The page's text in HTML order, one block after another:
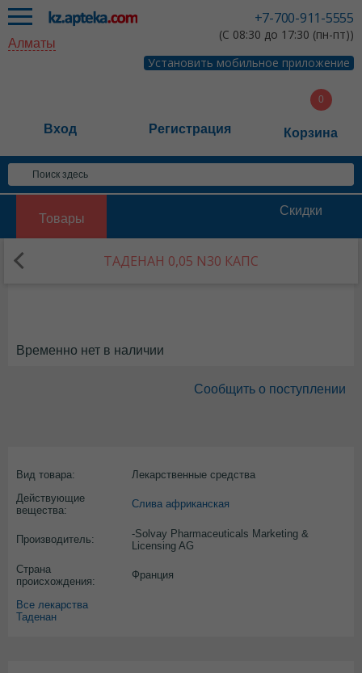
+7-700-911-5555
(С 08:30 до 17:30 (пн-пт))
Установить мобильное приложение
Алматы
Вход Регистрация Корзина
Товары
Скидки
ТАДЕНАН 0,05 N30 КАПС
Временно нет в наличии
Сообщить о поступлении
Вид товара:
Лекарственные средства
Действующие
вещества:
Слива африканская
Производитель:
-Solvay Pharmaceuticals Marketing &
Licensing AG
Страна
происхождения:
Франция
Все лекарства
Таденан